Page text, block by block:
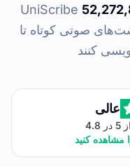
صوتی کوتاه تا
عالی
کنید